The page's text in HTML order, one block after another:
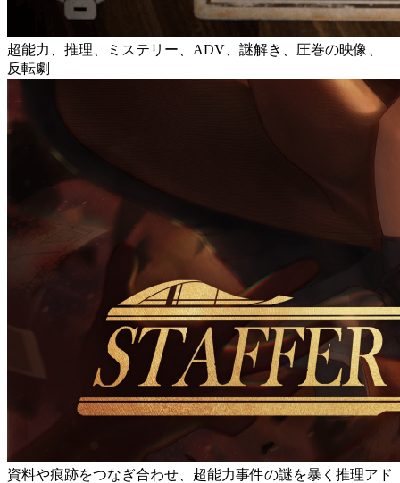
超能力、推理、ミステリー、ADV、謎解き、圧巻の映像、
反転劇
資料や痕跡をつなぎ合わせ、超能力事件の謎を暴く推理アド